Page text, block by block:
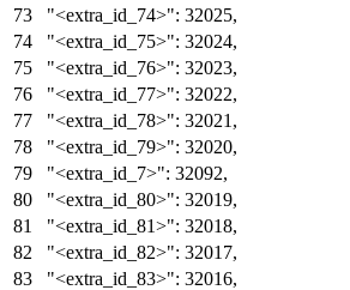
"<extra_id_74>": 32025,
"<extra_id_75>": 32024,
"<extra_id_76>": 32023,
"<extra_id_77>": 32022,
"<extra_id_78>": 32021 ,
"<extra_id_79>": 32020,
"<extra_id_7>": 32092,
"<extra_id_80>": 32019,
"<extra_id_81>": 32018,
"<extra_id_82>": 32017,
"<extra_id_83>": 32016,